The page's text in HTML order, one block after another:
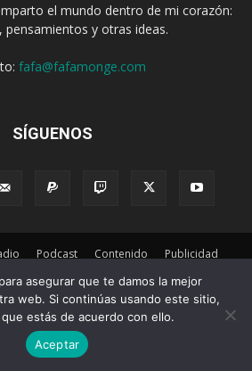
el mundo dentro de mi corazón:
pensamientos y otras ideas.
fafa@fafamonge.com
SÍGUENOS
Podcast Contenido
Publicidad
porEmpretel Networks
a la versión móvil
asegurar que te damos la mejor
web. Si continúas usando este sitio,
estás de acuerdo con ello.
Aceptar